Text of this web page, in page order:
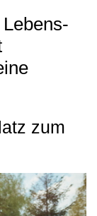
zum